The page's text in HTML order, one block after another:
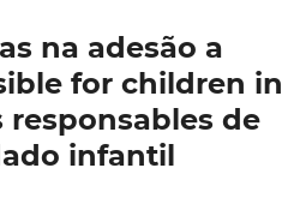
na adesão a
for children in
de
infantil